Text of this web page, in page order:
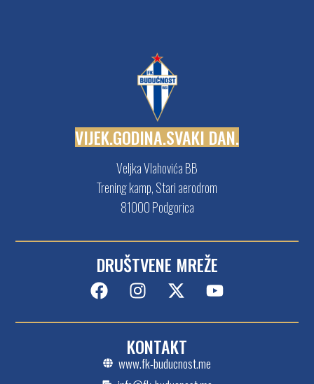
VIJEK.GODINA.SVAKI DAN.
Veljka Vlahovića BB
Trening kamp, Stari aerodrom
81000 Podgorica
DRUŠTVENE MREŽE
KONTAKT
www.fk-buducnost.me